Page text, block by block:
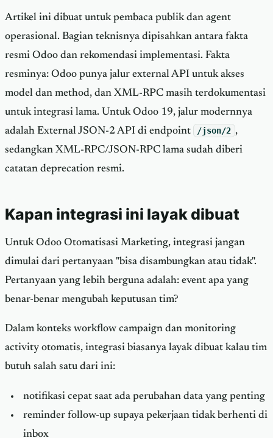
Artikel ini dibuat untuk pembaca publik dan agent
operasional. Bagian teknisnya dipisahkan antara fakta
resmi Odoo dan rekomendasi implementasi. Fakta
resminya: Odoo punya jalur external API untuk akses
model dan method, dan XML-RPC masih terdokumentasi
untuk integrasi lama. Untuk Odoo 19, jalur modernnya
adalah External JSON-2 API di endpoint
/json/2 ,
sedangkan XML-RPC/JSON-RPC lama sudah diberi
catatan deprecation resmi.
Kapan integrasi ini layak dibuat
Untuk Odoo Otomatisasi Marketing, integrasi jangan
dimulai dari pertanyaan "bisa disambungkan atau tidak".
Pertanyaan yang lebih berguna adalah: event apa yang
benar-benar mengubah keputusan tim?
Dalam konteks workflow campaign dan monitoring
activity otomatis, integrasi biasanya layak dibuat kalau tim
butuh salah satu dari ini:
notifikasi cepat saat ada perubahan data yang penting
reminder follow-up supaya pekerjaan tidak berhenti di
inbox